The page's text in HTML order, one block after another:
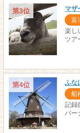
第3位 マザ
富
楽し
ツア
第4位 ふな
船
記録
パー